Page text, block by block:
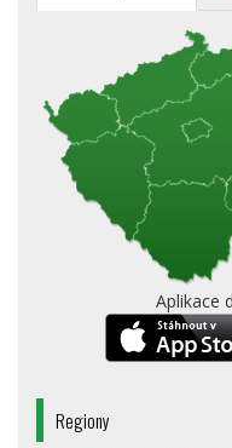
Aplikace
Regiony